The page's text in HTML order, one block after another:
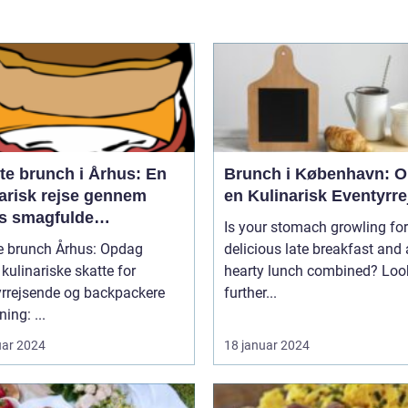
brunch i Århus: En
rejse gennem
smagfulde
for
og
brunch Århus: Opdag
skatte for
og backpackere
...
2024
Brunch i København:
en Kulinarisk
Is your stomach growling
delicious late breakfast and
hearty lunch combined?
further...
18 januar 2024